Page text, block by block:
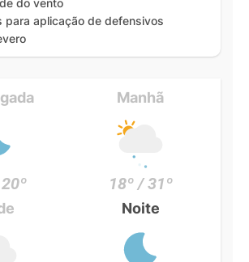
para aplicação de defensivos
Manhã
18º / 31º
Noite